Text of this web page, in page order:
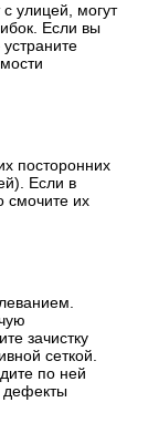
улицей, могут
Если вы
посторонних
Если в
смочите их
зачистку
сеткой.
по ней
дефекты